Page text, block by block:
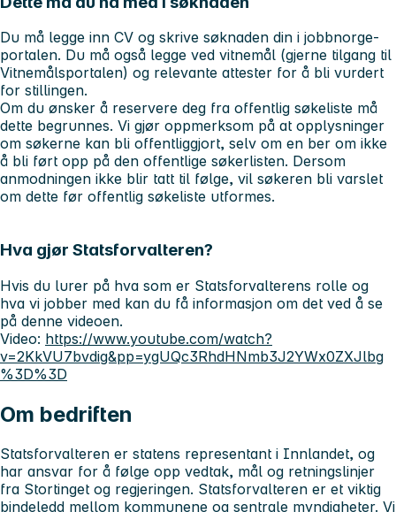
Du må legge inn CV og skrive søknaden din i jobbnorge-
portalen. Du må også legge ved vitnemål (gjerne tilgang til
Vitnemålsportalen) og relevante attester for å bli vurdert
for stillingen.
Om du ønsker å reservere deg fra offentlig søkeliste må
dette begrunnes. Vi gjør oppmerksom på at opplysninger
om søkerne kan bli offentliggjort, selv om en ber om ikke
å bli ført opp på den offentlige søkerlisten. Dersom
anmodningen ikke blir tatt til følge, vil søkeren bli varslet
om dette før offentlig søkeliste utformes.
Hva gjør Statsforvalteren?
Hvis du lurer på hva som er Statsforvalterens rolle og
hva vi jobber med kan du få informasjon om det ved å se
på denne videoen.
Video: https://www.youtube.com/watch?
v=2KkVU7bvdig&pp=ygUQc3RhdHNmb3J2YWx0ZXJlbg
%3D%3D
Om bedriften
Statsforvalteren er statens representant i Innlandet, og
har ansvar for å følge opp vedtak, mål og retningslinjer
fra Stortinget og regjeringen. Statsforvalteren er et viktig
bindeledd mellom kommunene og sentrale myndigheter. Vi